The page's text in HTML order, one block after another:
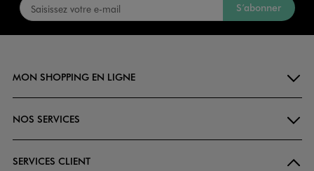
S’abonner
MON SHOPPING EN LIGNE
NOS SERVICES
SERVICES CLIENT